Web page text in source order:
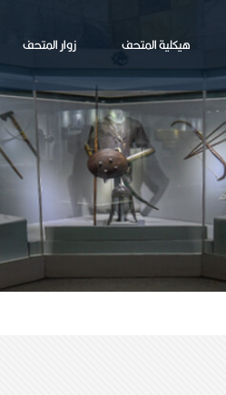
هيكلية المتحف زوار المتحف